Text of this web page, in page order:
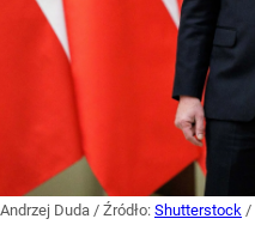
Andrzej Duda / Źródło: Shutterstock /